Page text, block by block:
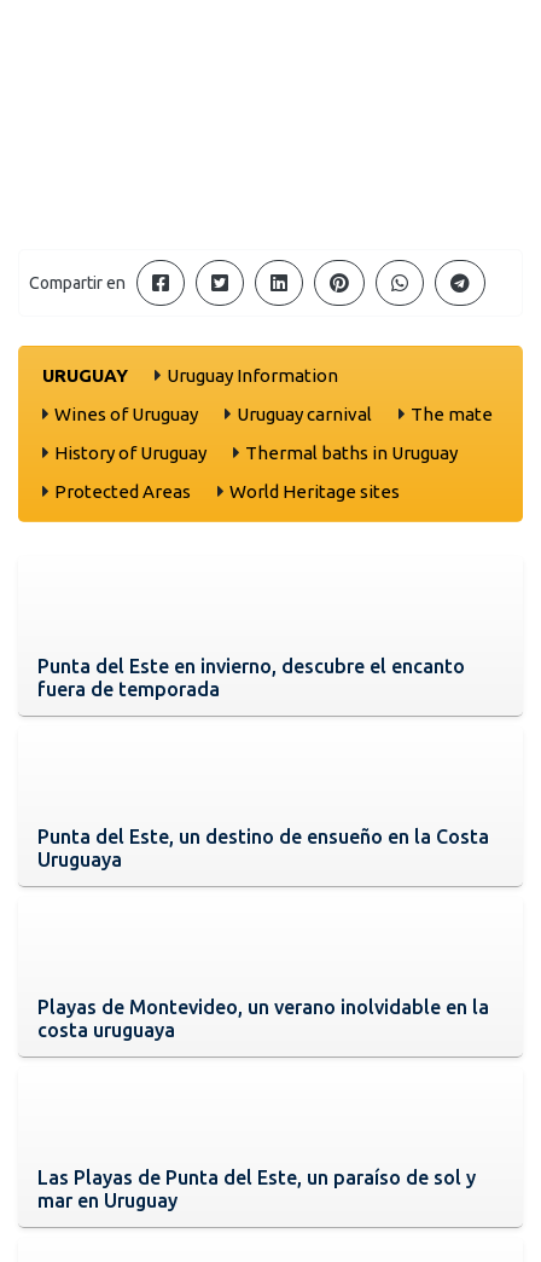
Compartir en
URUGUAY
Uruguay Information
Wines of Uruguay
Uruguay carnival
The mate
History of Uruguay
Thermal baths in Uruguay
Protected Areas
World Heritage sites
Punta del Este en invierno, descubre el encanto
fuera de temporada
Punta del Este, un destino de ensueño en la Costa
Uruguaya
Playas de Montevideo, un verano inolvidable en la
costa uruguaya
Las Playas de Punta del Este, un paraíso de sol y
mar en Uruguay